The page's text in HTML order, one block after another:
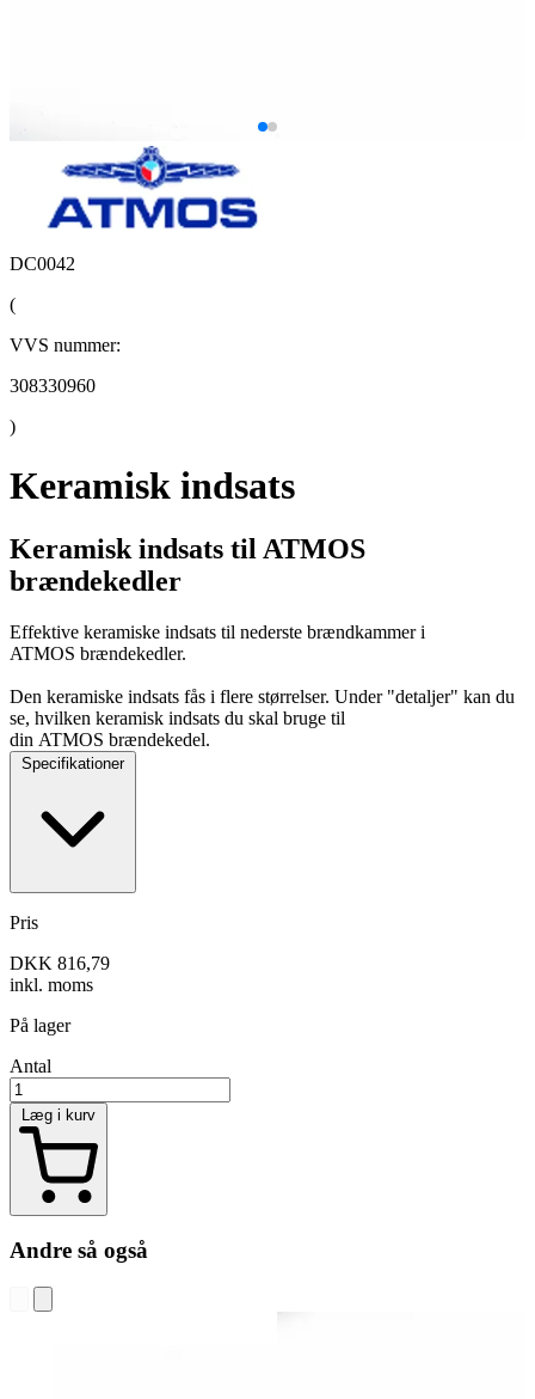
DC0042
(
VVS nummer:
308330960
)
Keramisk indsats
Keramisk indsats til ATMOS
brændekedler
Effektive keramiske indsats til nederste brændkammer i
ATMOS brændekedler.
Den keramiske indsats fås i flere størrelser. Under "detaljer" kan du
se, hvilken keramisk indsats du skal bruge til
din ATMOS brændekedel.
Specifikationer
Pris
DKK 816,79
inkl. moms
På lager
Antal
Læg i kurv
Andre så også